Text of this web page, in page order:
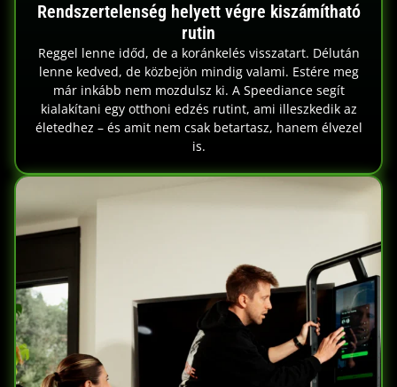
Rendszertelenség helyett végre kiszámítható
rutin
Reggel lenne időd, de a koránkelés visszatart. Délután
lenne kedved, de közbejön mindig valami. Estére meg
már inkább nem mozdulsz ki. A Speediance segít
kialakítani egy otthoni edzés rutint, ami illeszkedik az
életedhez – és amit nem csak betartasz, hanem élvezel
is.